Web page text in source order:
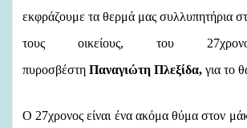
εκφράζουμε τα θερμά μας συλλυπητήρια
τους οικείους, του
πυροσβέστη Παναγιώτη Πλεξίδα, για το
Ο 27χρονος είναι ένα ακόμα θύμα στον